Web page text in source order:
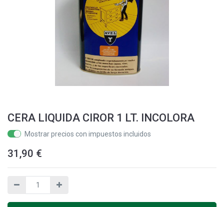
CERA LIQUIDA CIROR 1 LT. INCOLORA
Mostrar precios con impuestos incluidos
31,90 €